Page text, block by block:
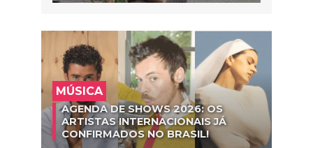
MÚSICA
AGENDA DE SHOWS 2026: OS
ARTISTAS INTERNACIONAIS JÁ
CONFIRMADOS NO BRASIL!